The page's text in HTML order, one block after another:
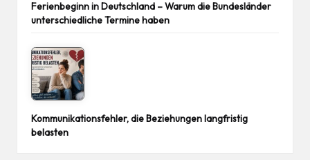
Ferienbeginn in Deutschland – Warum die Bundesländer
unterschiedliche Termine haben
Kommunikationsfehler, die Beziehungen langfristig
belasten